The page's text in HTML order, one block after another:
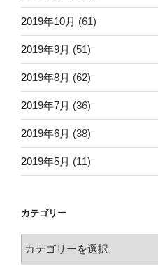
2019年10月 (61)
2019年9月 (51)
2019年8月 (62)
2019年7月 (36)
2019年6月 (38)
2019年5月 (11)
カテゴリー
テ